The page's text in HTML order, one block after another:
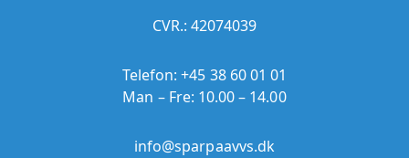
CVR.: 42074039
Telefon:+45 38 60 01 01
Man – Fre: 10.00 – 14.00
info@sparpaavvs.dk